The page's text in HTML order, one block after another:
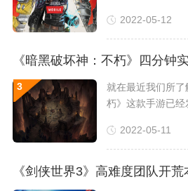
2022-05-12
《暗黑破坏神：不朽》四分钟
就在最近我们所
朽》这款手游已
2022-05-11
《剑侠世界3》高难度团队开